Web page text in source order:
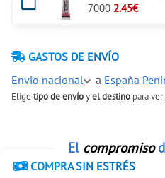
7000 2.45€
GASTOS DE ENVÍO
Envio nacional
a España
Elige tipo de envíoyel destino para
El compromiso
COMPRA SIN ESTRÉS